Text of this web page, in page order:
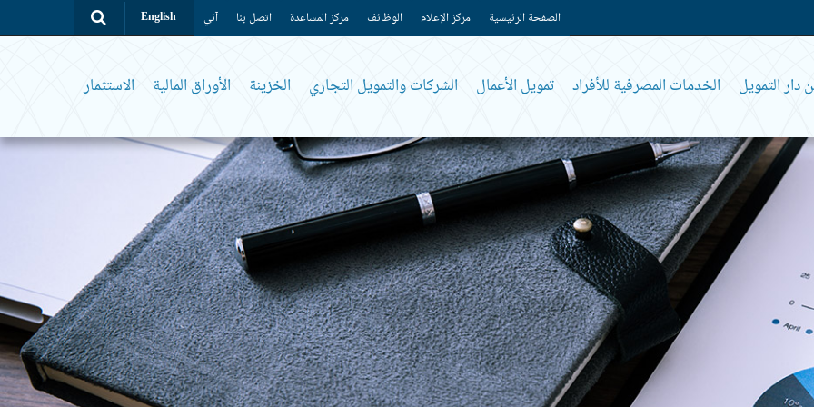
الصفحة الرئيسية مركز الإعلام الوظائف مركز المساعدة اتصل بنا آني English
دار التمويل الخدمات المصرفية للأفراد تمويل الأعمال الشركات والتمويل التجاري الخزينة الأوراق المالية الاستثمار